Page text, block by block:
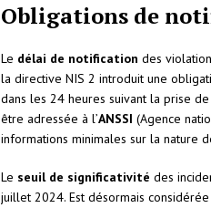
Obligations de
Le délai de notification des
la directive NIS 2 introduit une
dans les 24 heures suivant la prise
être adressée à l’ANSSI (Agence
informations minimales sur la nature
Le seuil de significativité des
juillet 2024. Est désormais